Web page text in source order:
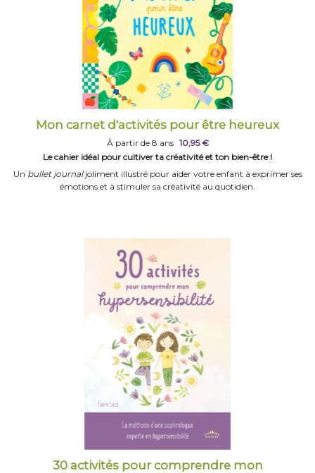
Mon carnet d'activités pour être heureux
À partir de 8 ans 10,95 €
Le cahier idéal pour cultiver ta créativité et ton bien-être !
Un bullet journaljoliment illustré pour aider votre enfant à exprimer ses
émotions et à stimuler sa créativité au quotidien.
30 activités pour comprendre mon